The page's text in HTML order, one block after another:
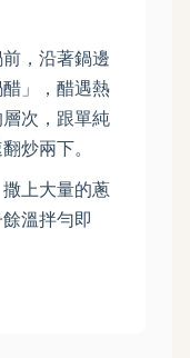
，沿著鍋邊
」，醋遇熱
次，跟單純
炒兩下。
上大量的蔥
溫拌勻即